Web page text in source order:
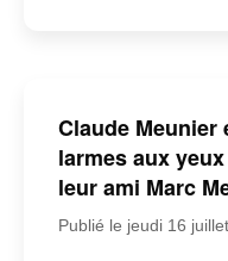
Claude Meunier
larmes aux
leur ami Marc
Publié le jeudi 16